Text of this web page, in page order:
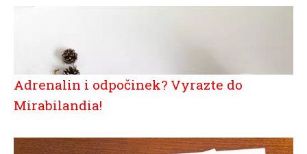
Adrenalin i odpočinek? Vyrazte do
Mirabilandia!